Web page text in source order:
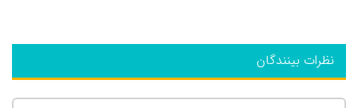
نظرات بینندگان